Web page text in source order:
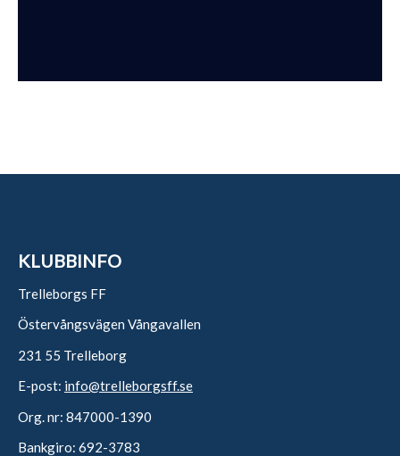
KLUBBINFO
Trelleborgs FF
Östervångsvägen Vångavallen
231 55 Trelleborg
E-post: info@trelleborgsff.se
Org. nr: 847000-1390
Bankgiro: 692-3783